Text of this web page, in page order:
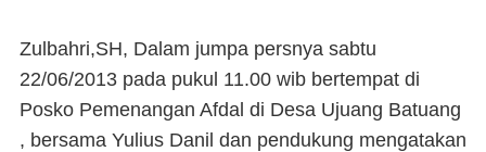
Zulbahri,SH, Dalam jumpa persnya sabtu
22/06/2013 pada pukul 11.00 wib bertempat di
Posko Pemenangan Afdal di Desa Ujuang Batuang
, bersama Yulius Danil dan pendukung mengatakan